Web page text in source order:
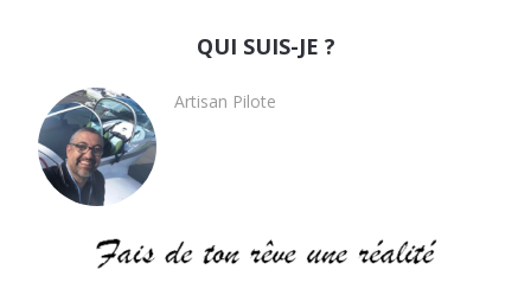
QUI SUIS-JE ?
Artisan Pilote